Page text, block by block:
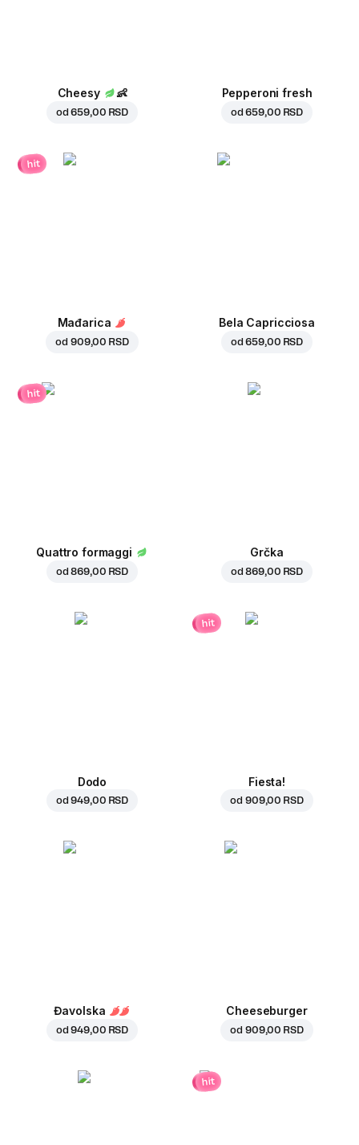
Cheesy 👶
od659,00 RSD
Pepperoni fresh
od659,00 RSD
hit
Mađarica
od 909,00 RSD
Bela Capricciosa
od659,00 RSD
hit
Quattro formaggi
od869,00 RSD
Grčka
od869,00 RSD
Dodo
od949,00 RSD
hit
Fiesta!
od 909,00 RSD
Đavolska
od949,00 RSD
Cheeseburger
od 909,00 RSD
hit